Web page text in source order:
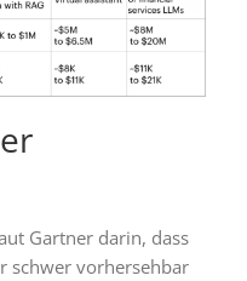
Gartner darin, dass
schwer vorhersehbar